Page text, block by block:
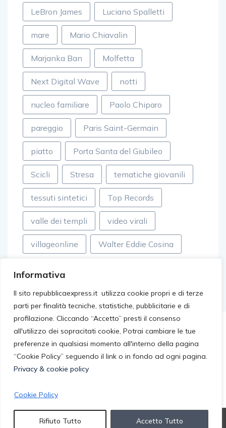
Informativa
Il sito repubblicaexpress.it utilizza cookie propri e di terze
parti per finalità tecniche, statistiche, pubblicitarie e di
profilazione. Cliccando “Accetto” presti il consenso
all'utilizzo dei sopracitati cookie, Potrai cambiare le tue
preferenze in qualsiasi momento all'interno della pagina
“Cookie Policy” seguendo il link o in fondo ad ogni pagina.
Privacy & cookie policy
Cookie Policy
Rifiuto Tutto Accetto Tutto
LeBron James Luciano Spalletti
mare Mario Chiavalin
Marjanka Ban Molfetta
Next Digital Wave notti
nucleo familiare Paolo Chiparo
pareggio Paris Saint-Germain
piatto Porta Santa del Giubileo
Scicli Stresa tematiche giovanili
tessuti sintetici Top Records
valle dei templi video virali
villageonline Walter Eddie Cosina
© 2026 repubblicaexpress.it. All rights reserved.